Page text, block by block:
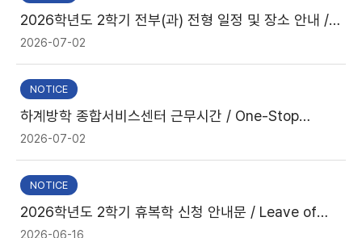
2026학년도 2학기 전부(과) 전형 일정 및 장소 안내 /
Application Schedule and Venues for Changing
2026-07-02
NOTICE
하계방학 종합서비스센터 근무시간 / One-Stop
Service Center Operating Hours During Summer
2026-07-02
NOTICE
2026학년도 2학기 휴복학 신청 안내문 / Leave of
Absence and Return from Leave for 2026 2nd
2026-06-16